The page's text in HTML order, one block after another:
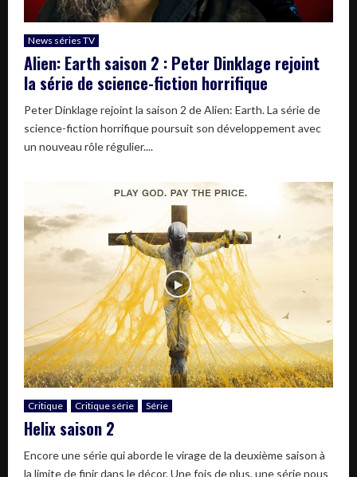
News séries TV
Alien: Earth saison 2 : Peter Dinklage rejoint
la série de science-fiction horrifique
Peter Dinklage rejoint la saison 2 de Alien: Earth. La série de
science-fiction horrifique poursuit son développement avec
un nouveau rôle régulier....
Critique Critique série Série
Helix saison 2
Encore une série qui aborde le virage de la deuxième saison à
la limite de finir dans le décor. Une fois de plus, une série nous